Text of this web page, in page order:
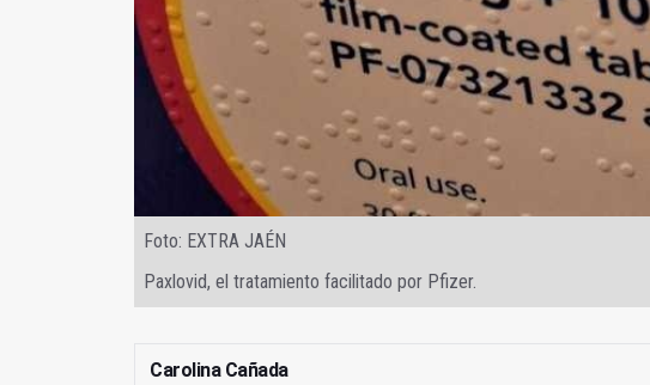
Foto: EXTRA JAÉN
Paxlovid, el tratamiento facilitado por Pfizer.
Carolina Cañada